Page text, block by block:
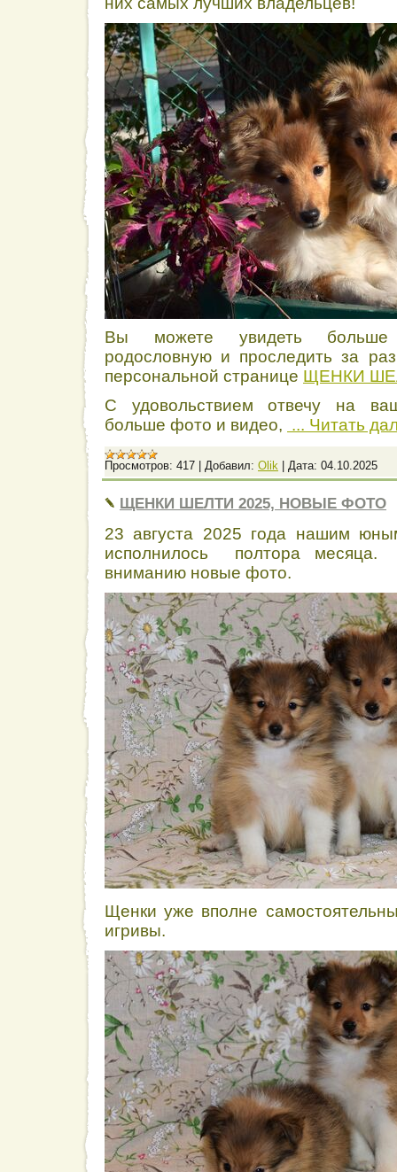
Вы можете увидеть больше
родословную и проследить за
персональной странице ЩЕНКИ
С удовольствием отвечу на
больше фото и видео, ... Читать
Просмотров: 417 Добавил: Olik Дата: 04.10.2025
ЩЕНКИ ШЕЛТИ 2025, НОВЫЕ ФОТО
23 августа 2025 года нашим
исполнилось полтора месяца.
вниманию новые фото.
Щенки уже вполне
игривы.